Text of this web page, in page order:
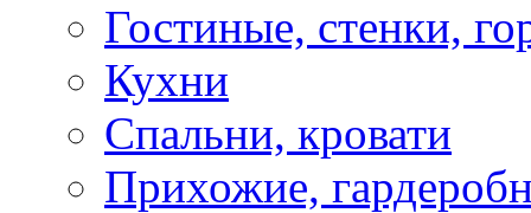
Гостиные, стенки,
Кухни
Спальни, кровати
Прихожие,